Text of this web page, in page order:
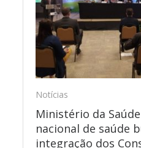
Notícias
Ministério da
nacional de saúde
integração dos